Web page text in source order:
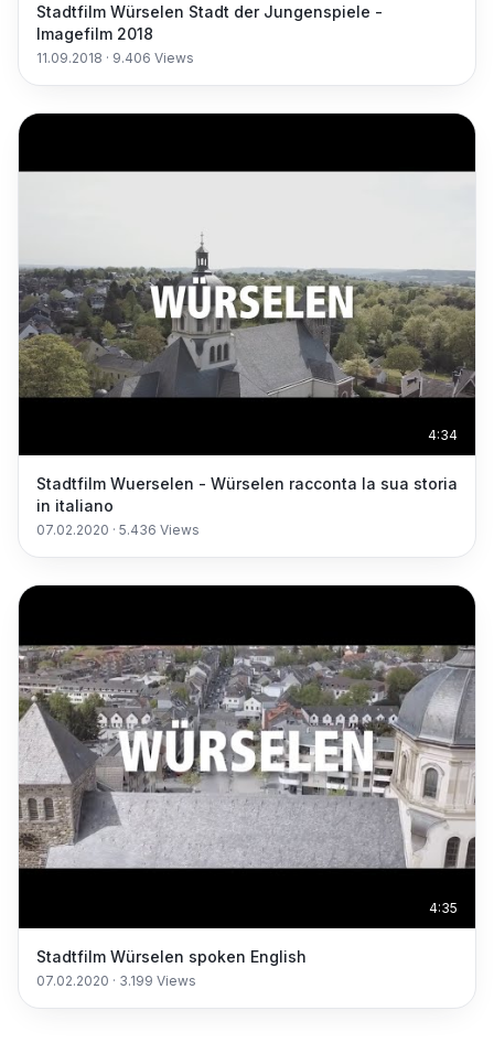
Stadtfilm Würselen Stadt der Jungenspiele -
Imagefilm 2018
11.09.2018 · 9.406 Views
4:34
Stadtfilm Wuerselen - Würselen racconta la sua storia
in italiano
07.02.2020 · 5.436 Views
4:35
Stadtfilm Würselen spoken English
07.02.2020 · 3.199 Views